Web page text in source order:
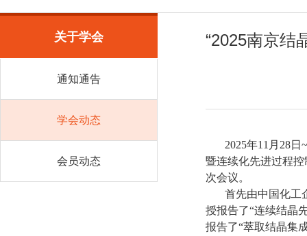
关于学会
通知通告
学会动态
会员动态
“2025南京结
2025年11月28
暨连续化先进过程
次会议。
首先由中国化工
授报告了“连续结晶
报告了“萃取结晶集